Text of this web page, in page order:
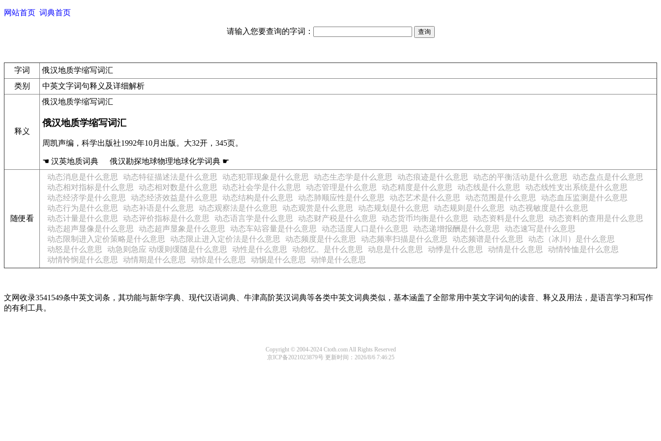
网站首页 词典首页
请输入您要查询的字词：
字词
俄汉地质学缩写词汇
类别
中英文字词句释义及详细解析
释义
俄汉地质学缩写词汇
俄汉地质学缩写词汇
周凯声编，科学出版社1992年10月出版。大32开，345页。
☚ 汉英地质词典 俄汉勘探地球物理地球化学词典 ☛
随便看
动态消息是什么意思 动态特征描述法是什么意思 动态犯罪现象是什么意思 动态生态学是什么意思 动态痕迹是什么意思 动态的平衡活动是什么意思
动态盘点是什么意思
动态相对指标是什么意思
动态相对数是什么意思 动态社会学是什么意思 动态管理是什么意思 动态精度是什么意思 动态线是什么意思
动态线性支出系统是什么意思
动态经济学是什么意思
动态经济效益是什么意思 动态结构是什么意思 动态肺顺应性是什么意思 动态艺术是什么意思 动态范围是什么意思
动态血压监测是什么意思
动态行为是什么意思
动态补语是什么意思 动态观察法是什么意思 动态观赏是什么意思 动态规划是什么意思 动态规则是什么意思
动态视敏度是什么意思
动态计量是什么意思
动态评价指标是什么意思 动态语言学是什么意思 动态财产税是什么意思 动态货币均衡是什么意思 动态资料是什么意思
动态资料的查用是什么意思
动态超声显像是什么意思
动态超声显象是什么意思 动态车站容量是什么意思 动态适度人口是什么意思 动态递增报酬是什么意思
动态速写是什么意思
动态限制进入定价策略是什么意思
动态限止进入定价法是什么意思 动态频度是什么意思 动态频率扫描是什么意思 动态频谱是什么意思
动态（冰川）是什么意思
动怒是什么意思
动急则急应 动缓则缓随是什么意思 动性是什么意思 动怨忆。是什么意思 动息是什么意思 动悸是什么意思 动情是什么意思
动情怜恤是什么意思
动情怜悯是什么意思
动情期是什么意思 动惊是什么意思 动惕是什么意思 动惮是什么意思
文网收录3541549条中英文词条，其功能与新华字典、现代汉语词典、牛津高阶英汉词典等各类中英文词典类似，基本涵盖了全部常用中英文字词句的读音、释义及用法，是语言学习和写作
的有利工具。
Copyright © 2004-2024 Ctoth.com All Rights Reserved
京ICP备2021023879号 更新时间：2026/8/6 7:46:25